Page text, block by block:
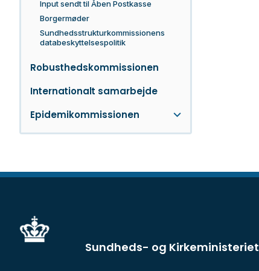
Input sendt til Åben Postkasse
Borgermøder
Sundhedsstrukturkommissionens
databeskyttelsespolitik
Robusthedskommissionen
Internationalt samarbejde
Epidemikommissionen
Sundheds- og Kirkeministeriet